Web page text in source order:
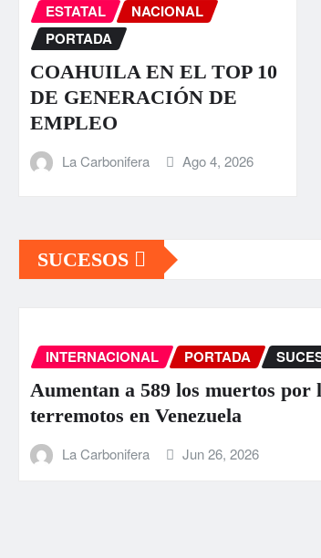
ESTATAL
NACIONAL
PORTADA
COAHUILA EN EL TOP 10
DE GENERACIÓN DE
EMPLEO
La Carbonifera Ago 4, 2026
SUCESOS
INTERNACIONAL PORTADA SUCESOS
Aumentan a 589 los muertos por los
terremotos en Venezuela
La Carbonifera Jun 26, 2026